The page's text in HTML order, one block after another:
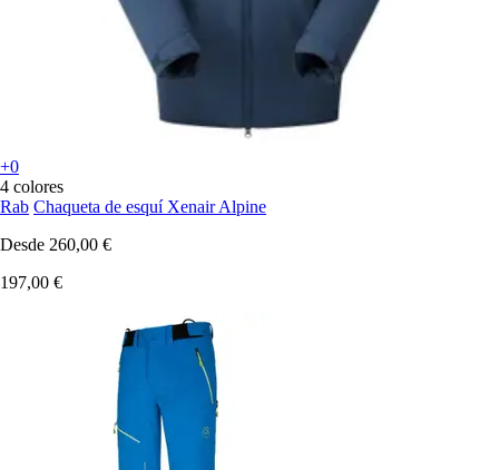
+0
4 colores
Rab Chaqueta de esquí Xenair Alpine
Desde 260,00 €
197,00 €